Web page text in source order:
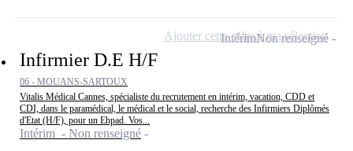
Infirmier D.E H/F
06 - MOUANS-SARTOUX
Vitalis Médical Cannes, spécialiste du recrutement en intérim, vacation, CDD et
CDI, dans le paramédical, le médical et le social, recherche des Infirmiers Diplômés
d'Etat (H/F), pour un Ehpad. Vos...
Intérim - Non renseigné
IntérimNon renseigné
Ajouter cette offre à ma sélection